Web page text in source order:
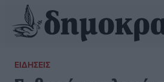
ΕΙΔΉΣΕΙΣ